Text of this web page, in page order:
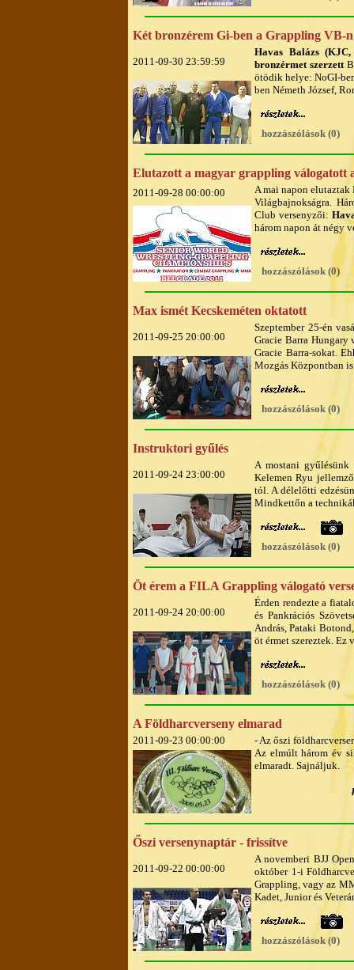
Két bronzérem Gi-ben a Grappling VB-n
2011-09-30 23:59:59
Havas Balázs
bronzérmet szerzett
ötödik helye: NoGI-
ben Németh József,
hozzászólások (0)
Elutazott a magyar grappling válogatott
2011-09-28 00:00:00
A mai napon
Világbajnokságra.
Club versenyzői:
három napon át négy
hozzászólások (0)
Max ismét Kecskeméten oktatott
2011-09-25 20:00:00
Szeptember 25-én
Gracie Barra Hungary
Gracie Barra-sokat.
Mozgás Központban
hozzászólások (0)
Instruktori gyűlés
2011-09-24 23:00:00
A mostani
Kelemen Ryu
tól. A délelőtti
Mindkettőn a
hozzászólások (0)
Öt érem a FILA Grappling válogató
2011-09-24 20:00:00
Érden rendezte a
és Pankrációs
András, Pataki
öt érmet szereztek. Ez
hozzászólások (0)
A Földharcverseny elmarad
2011-09-23 00:00:00
- Az őszi
Az elmúlt három év
elmaradt. Sajnáljuk.
Őszi versenynaptár - frissítve
2011-09-22 00:00:00
A novemberi BJJ
október 1-i
Grappling, vagy az
Kadet, Junior és
hozzászólások (0)